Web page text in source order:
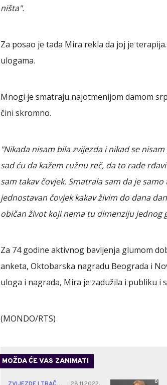
ništa".
Za posao je tada Mira rekla da joj je
ulogama.
Mnogi je smatraju najotmenijom damom
čini skromno.
"Nikada nisam bila zvijezda i nikad se
sad ću da kažem ružnu reč, da to rade
sam takav čovjek. Smatrala sam da je
jednostavan čovjek kakav živim do dana
običan život koji nema tu dimenziju jednog
Za 74 godine aktivnog bavljenja glumom
anketa, Oktobarska nagradu Beograda i
uloga i nagrada, Mira je zadužila i publiku i
(MONDO/RTS)
MOŽDA ĆE VAS ZANIMATI
0